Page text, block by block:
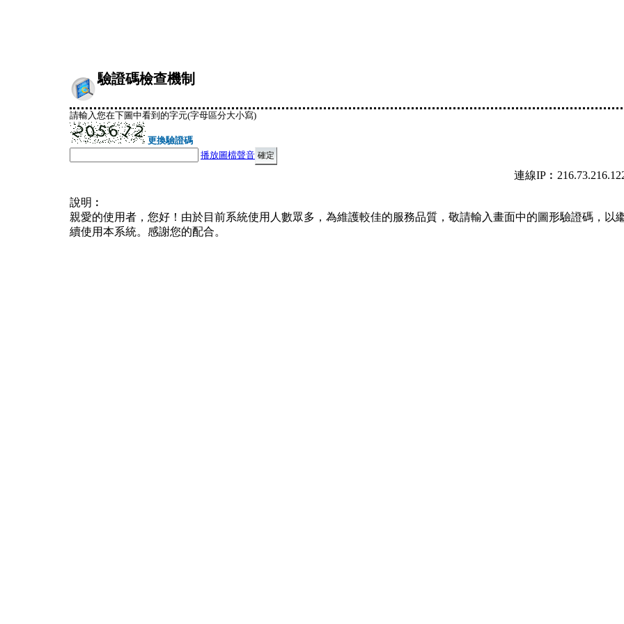
驗證碼檢查機制
請輸入您在下圖中看到的字元(字母區分大小寫)
更換驗證碼
播放圖檔聲音
連線
說明︰
親愛的使用者，您好！由於目前系統使用人數眾多，為維護較佳的服務品質，敬請輸入畫面中的圖形驗證碼，以
續使用本系統。感謝您的配合。